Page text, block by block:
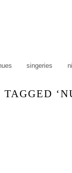
singeries
TAGGED